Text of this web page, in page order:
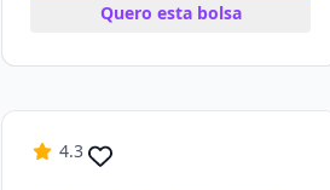
Quero esta bolsa
4.3